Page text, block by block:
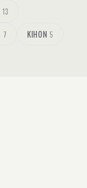
13
7 KIHON 5